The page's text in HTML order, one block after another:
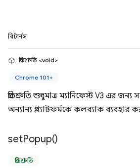
রিটার্নস
প্রতিশ্রুতি <void>
Chrome 101+
প্রতিশ্রুতি শুধুমাত্র ম্যানিফেস্ট V3 এর জন্য
অন্যান্য প্ল্যাটফর্মকে কলব্যাক ব্যবহার
setPopup()
প্রতিশ্রুতি